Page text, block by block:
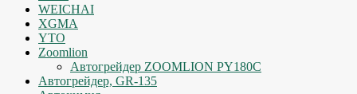
WEICHAI
XGMA
YTO
Zoomlion
Автогрейдер ZOOMLION PY180C
Автогрейдер, GR-135